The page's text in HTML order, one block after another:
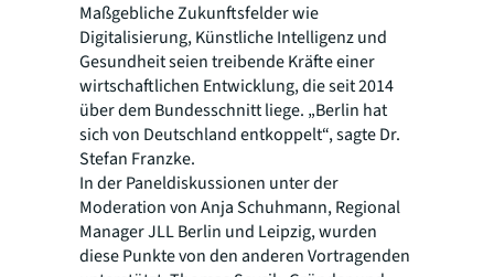
Maßgebliche Zukunftsfelder wie
Digitalisierung, Künstliche Intelligenz und
Gesundheit seien treibende Kräfte einer
wirtschaftlichen Entwicklung, die seit 2014
über dem Bundesschnitt liege. „Berlin hat
sich von Deutschland entkoppelt“, sagte Dr.
Stefan Franzke.
In der Paneldiskussionen unter der
Moderation von Anja Schuhmann, Regional
Manager JLL Berlin und Leipzig, wurden
diese Punkte von den anderen Vortragenden